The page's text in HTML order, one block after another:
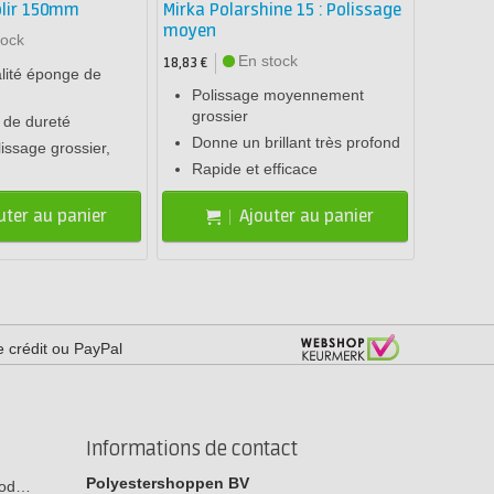
150mm
éponge de
dureté
grossier,
au panier
Mirka Polarshine 15 : Polissage
moyen
18,83 €
En stock
Polissage moyennement
grossier
Donne un brillant très profond
Rapide et efficace
Ajouter au panier
crédit ou PayPal
Informations de contact
Polyestershoppen BV